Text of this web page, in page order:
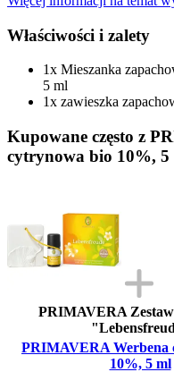
Właściwości i zalety
1x Mieszanka
5 ml
1x zawieszka
Kupowane często z
cytrynowa bio 10%, 5
PRIMAVERA
PRIMAVERA Werbena
10%, 5 ml